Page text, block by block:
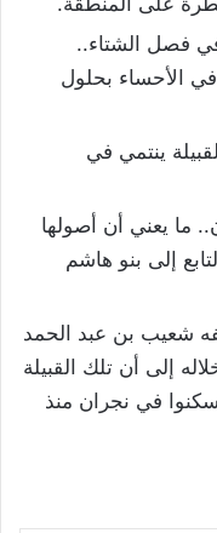
في فصل الشتاء..
الأحساء بحلول
ينتمي في
ما يعني أن أصولها
إلى بنو هاشم
شعيب بن عبد الحمد
إلى أن تلك القبيلة
في نجران منذ